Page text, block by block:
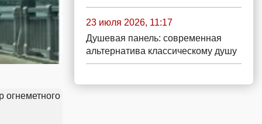
23 июля 2026, 11:17
Душевая панель: современная
альтернатива классическому душу